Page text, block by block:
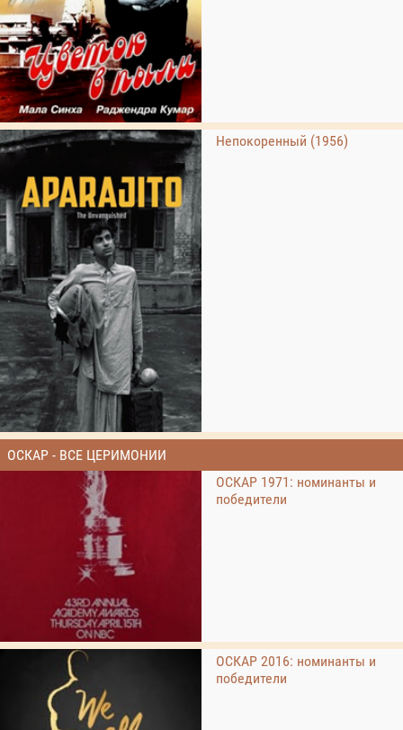
Непокоренный (1956)
ОСКАР - ВСЕ ЦЕРИМОНИИ
ОСКАР 1971: номинанты и
победители
ОСКАР 2016: номинанты и
победители